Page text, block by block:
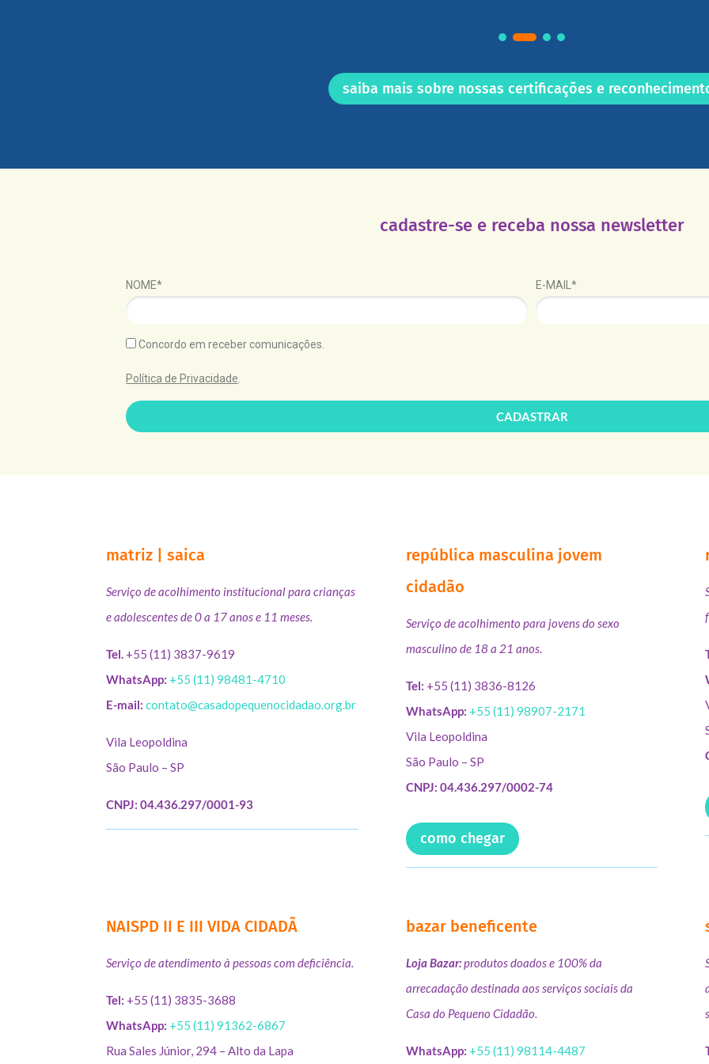
saiba mais sobre nossas certificações e
cadastre-se e receba nossa newsletter
NOME* E-MAIL*
Concordo em receber comunicações.
Política de Privacidade.
CADASTRAR
matriz | saica
Serviço de acolhimento institucional para crianças
e adolescentes de 0 a 17 anos e 11 meses.
Tel. +55 (11) 3837-9619
WhatsApp: +55 (11) 98481-4710
E-mail: contato@casadopequenocidadao.org.br
Vila Leopoldina
São Paulo – SP
CNPJ: 04.436.297/0001-93
república masculina jovem
cidadão
Serviço de acolhimento para jovens do sexo
masculino de 18 a 21 anos.
Tel: +55 (11) 3836-8126
WhatsApp: +55 (11) 98907-2171
Vila Leopoldina
São Paulo – SP
CNPJ: 04.436.297/0002-74
como chegar
NAISPD II E III VIDA CIDADÃ
Serviço de atendimento à pessoas com deficiência.
Tel: +55 (11) 3835-3688
WhatsApp: +55 (11) 91362-6867
Rua Sales Júnior, 294 – Alto da Lapa
bazar beneficente
Loja Bazar:produtos doados e 100% da
arrecadação destinada aos serviços sociais da
Casa do Pequeno Cidadão.
WhatsApp: +55 (11) 98114-4487